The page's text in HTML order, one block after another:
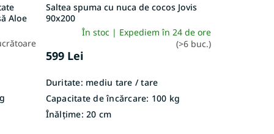
Aloe
Saltea spuma cu nuca de cocos Jovis
90x200
În stoc | Expediem în 24 de ore
(>6 buc.)
599 Lei
Duritate: mediu tare / tare
Capacitate de încărcare: 100 kg
Înălțime: 20 cm